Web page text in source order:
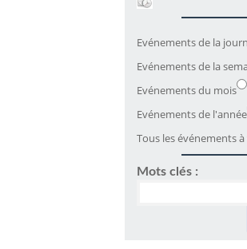
Evénements de la
Evénements de la
Evénements du mois
Evénements de l'année
Tous les événements
Mots clés :